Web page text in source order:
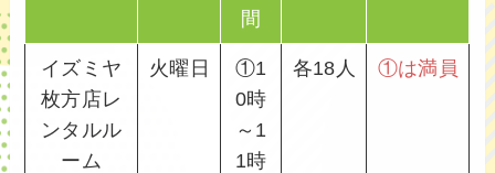
間
イズミヤ
枚方店レ
ンタルル
ーム
火曜日
①1
0時
～1
1時
各18人 ①は満員